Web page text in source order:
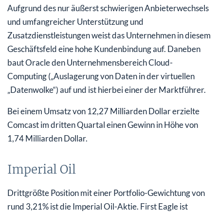
Aufgrund des nur äußerst schwierigen Anbieterwechsels
und umfangreicher Unterstützung und
Zusatzdienstleistungen weist das Unternehmen in diesem
Geschäftsfeld eine hohe Kundenbindung auf. Daneben
baut Oracle den Unternehmensbereich Cloud-
Computing („Auslagerung von Daten in der virtuellen
„Datenwolke“) auf und ist hierbei einer der Marktführer.
Bei einem Umsatz von 12,27 Milliarden Dollar erzielte
Comcast im dritten Quartal einen Gewinn in Höhe von
1,74 Milliarden Dollar.
Imperial Oil
Drittgrößte Position mit einer Portfolio-Gewichtung von
rund 3,21% ist die Imperial Oil-Aktie. First Eagle ist